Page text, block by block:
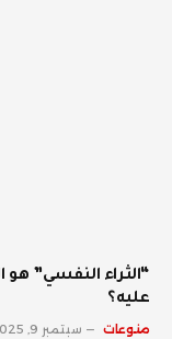
“الثراء النفسي” هو
عليه؟
منوعات سبتمبر 9, 2025